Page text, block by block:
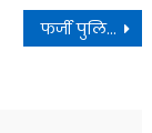
फर्जी पुलिसकर्मी ने हरिद्वार रेलवे स्टेशन के बाहर सोने के नाम पर 2000 में बेच दिया फुटपाथ , पुलिस ने आरोपी की एक न सुनी